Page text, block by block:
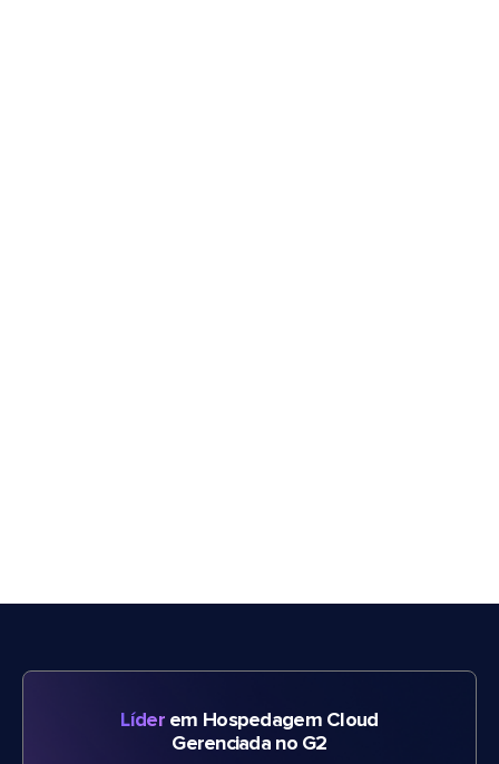
Líderem Hospedagem Cloud
Gerenciada no G2